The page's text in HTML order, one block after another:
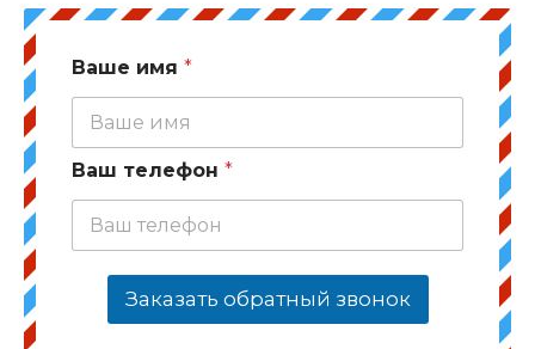
Ваше имя *
Ваш телефон *
Заказать обратный звонок